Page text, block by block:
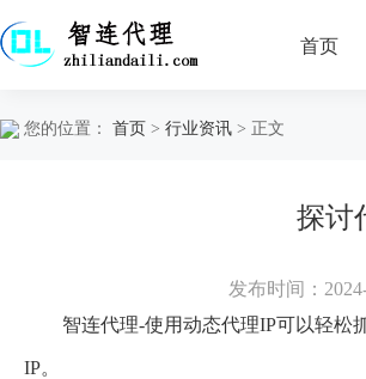
首页
您的位置： 首页 > 行业资讯 > 正文
探讨
发布时间：
智连代理-使用动态代理IP可以轻松
IP。